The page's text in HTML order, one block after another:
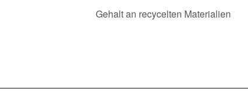
Gehalt an recycelten Materialien